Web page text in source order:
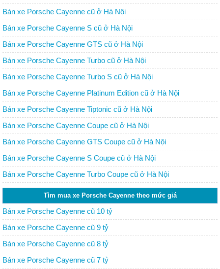
Bán xe Porsche Cayenne cũ ở Hà Nội
Bán xe Porsche Cayenne S cũ ở Hà Nội
Bán xe Porsche Cayenne GTS cũ ở Hà Nội
Bán xe Porsche Cayenne Turbo cũ ở Hà Nội
Bán xe Porsche Cayenne Turbo S cũ ở Hà Nội
Bán xe Porsche Cayenne Platinum Edition cũ ở Hà Nội
Bán xe Porsche Cayenne Tiptonic cũ ở Hà Nội
Bán xe Porsche Cayenne Coupe cũ ở Hà Nội
Bán xe Porsche Cayenne GTS Coupe cũ ở Hà Nội
Bán xe Porsche Cayenne S Coupe cũ ở Hà Nội
Bán xe Porsche Cayenne Turbo Coupe cũ ở Hà Nội
Tìm mua xe Porsche Cayenne theo mức giá
Bán xe Porsche Cayenne cũ 10 tỷ
Bán xe Porsche Cayenne cũ 9 tỷ
Bán xe Porsche Cayenne cũ 8 tỷ
Bán xe Porsche Cayenne cũ 7 tỷ